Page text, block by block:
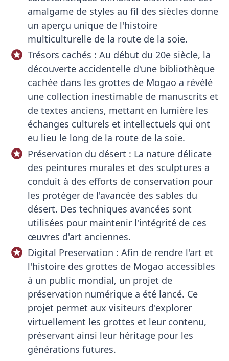
amalgame de styles au fil des siècles donne
un aperçu unique de l'histoire
multiculturelle de la route de la soie.
Trésors cachés : Au début du 20e siècle, la
découverte accidentelle d'une bibliothèque
cachée dans les grottes de Mogao a révélé
une collection inestimable de manuscrits et
de textes anciens, mettant en lumière les
échanges culturels et intellectuels qui ont
eu lieu le long de la route de la soie.
Préservation du désert : La nature délicate
des peintures murales et des sculptures a
conduit à des efforts de conservation pour
les protéger de l'avancée des sables du
désert. Des techniques avancées sont
utilisées pour maintenir l'intégrité de ces
œuvres d'art anciennes.
Digital Preservation : Afin de rendre l'art et
l'histoire des grottes de Mogao accessibles
à un public mondial, un projet de
préservation numérique a été lancé. Ce
projet permet aux visiteurs d'explorer
virtuellement les grottes et leur contenu,
préservant ainsi leur héritage pour les
générations futures.